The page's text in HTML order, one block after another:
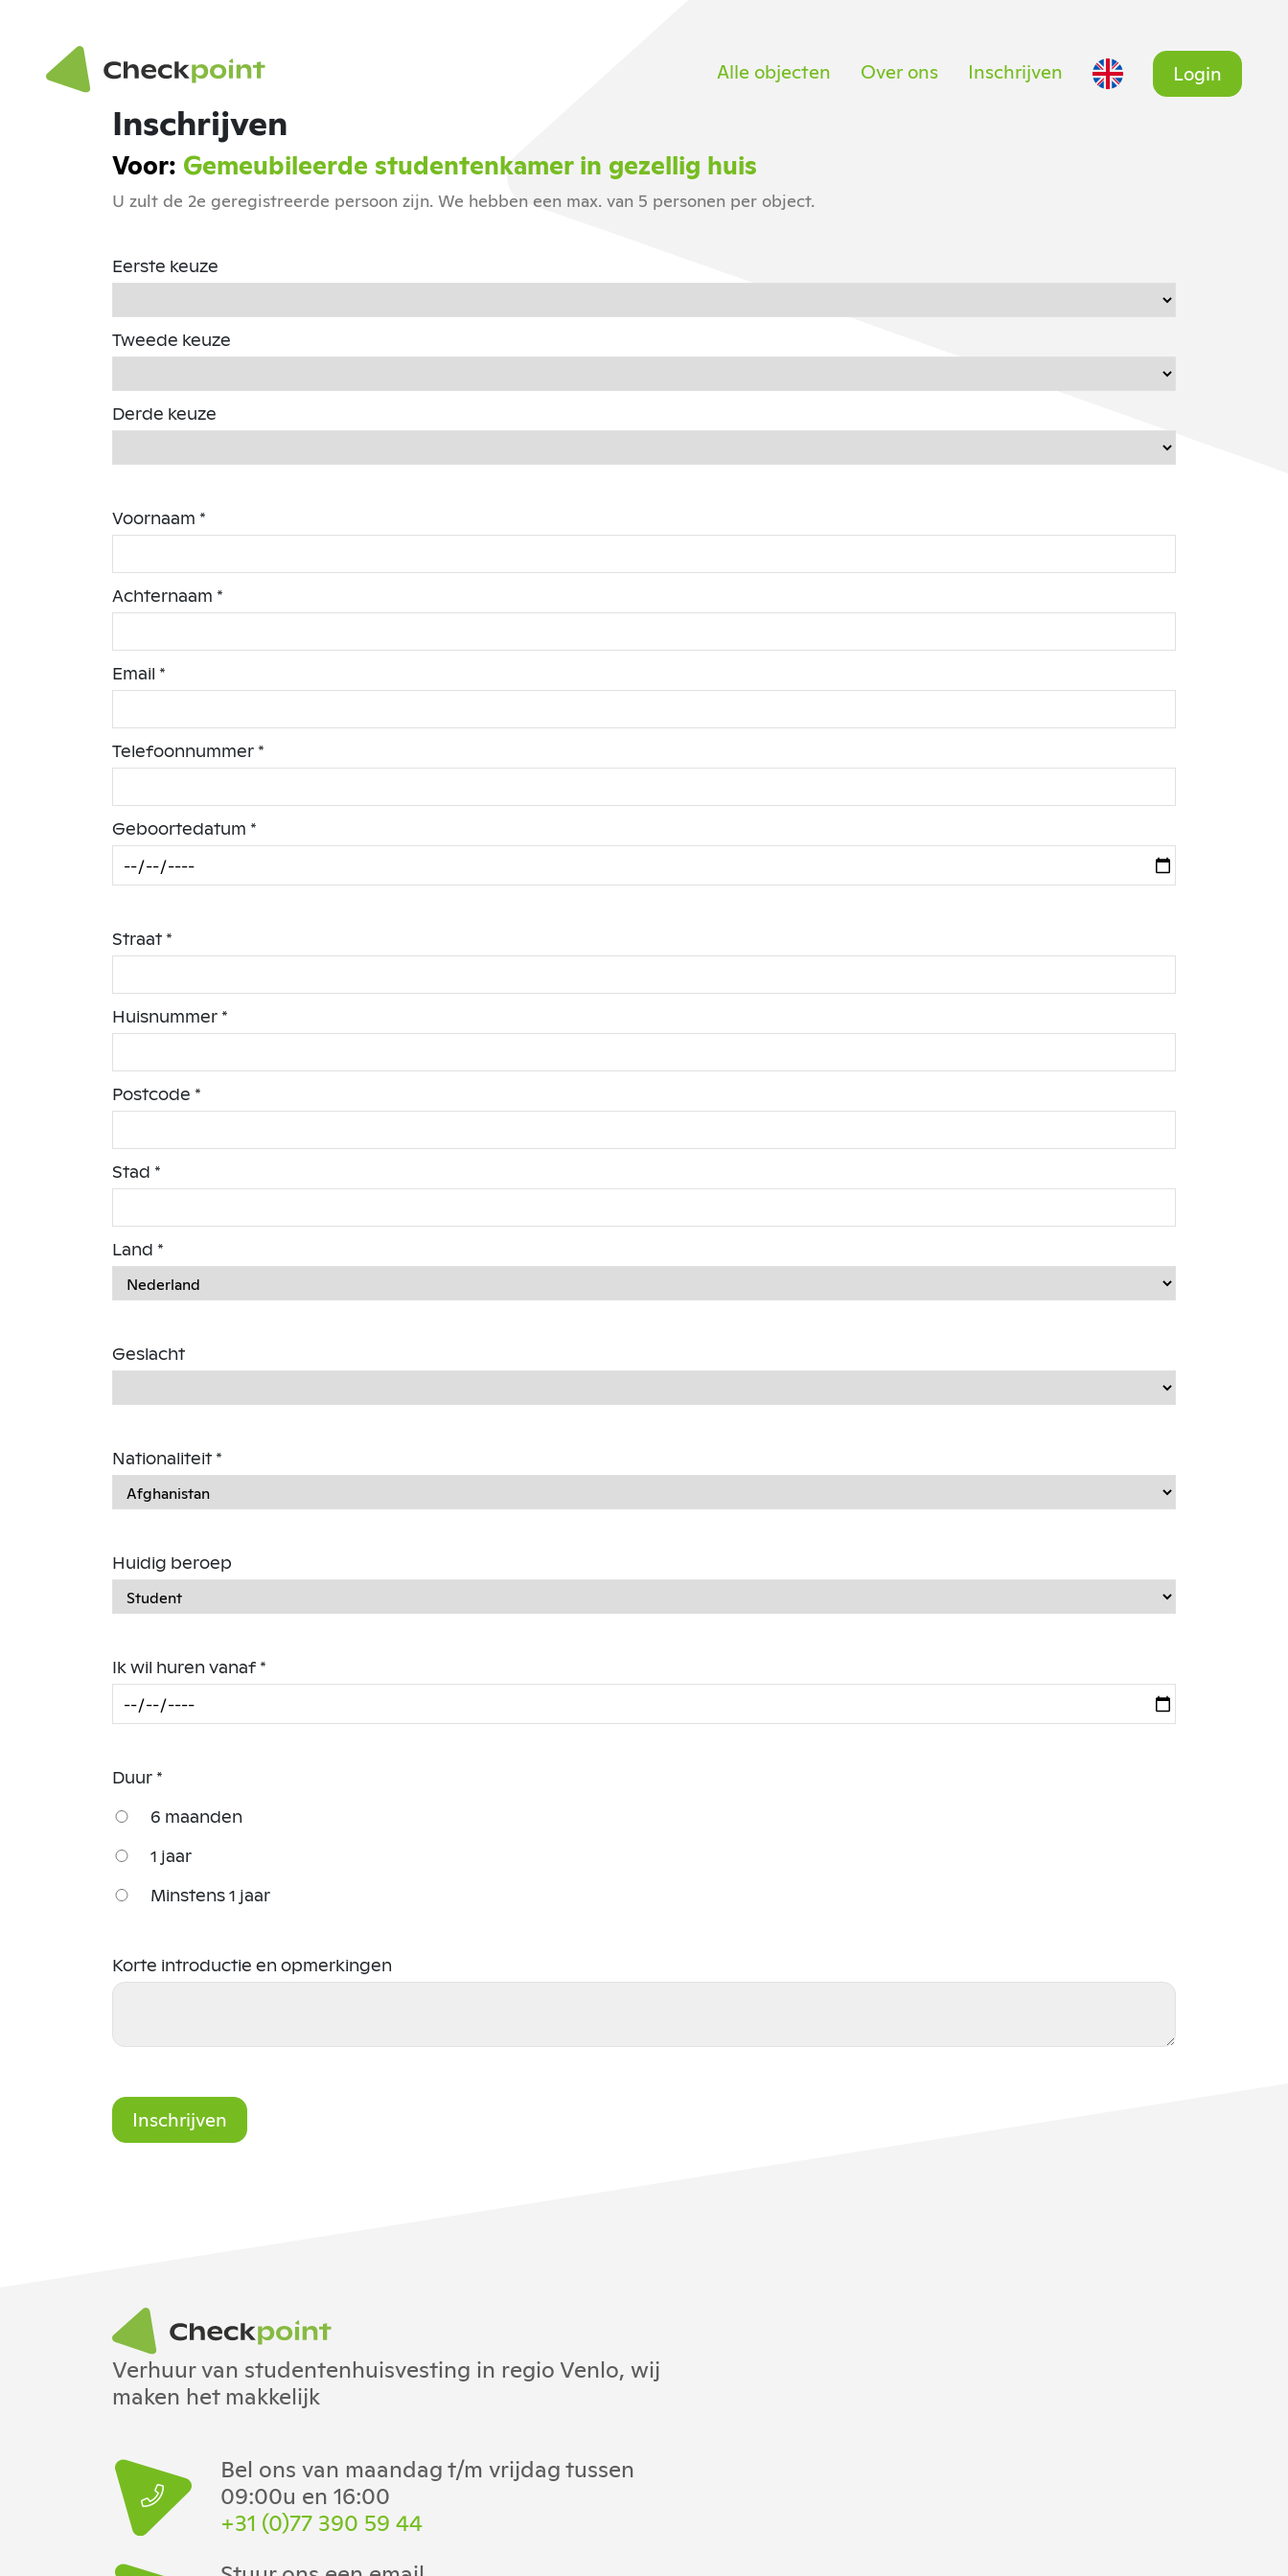
Alle objecten Over ons Inschrijven Login
Inschrijven
Voor: Gemeubileerde studentenkamer in gezellig huis
U zult de 2e geregistreerde persoon zijn. We hebben een max. van 5 personen per object.
Eerste keuze
Tweede keuze
Derde keuze
Voornaam *
Achternaam *
Email *
Telefoonnummer *
Geboortedatum *
Straat *
Huisnummer *
Postcode *
Stad *
Land *
Geslacht
Nationaliteit *
Huidig beroep
Ik wil huren vanaf *
Duur *
6 maanden
1 jaar
Minstens 1 jaar
Korte introductie en opmerkingen
Inschrijven
Verhuur van studentenhuisvesting in regio Venlo, wij
maken het makkelijk
Bel ons van maandag t/m vrijdag tussen
09:00u en 16:00
+31 (0)77 390 59 44